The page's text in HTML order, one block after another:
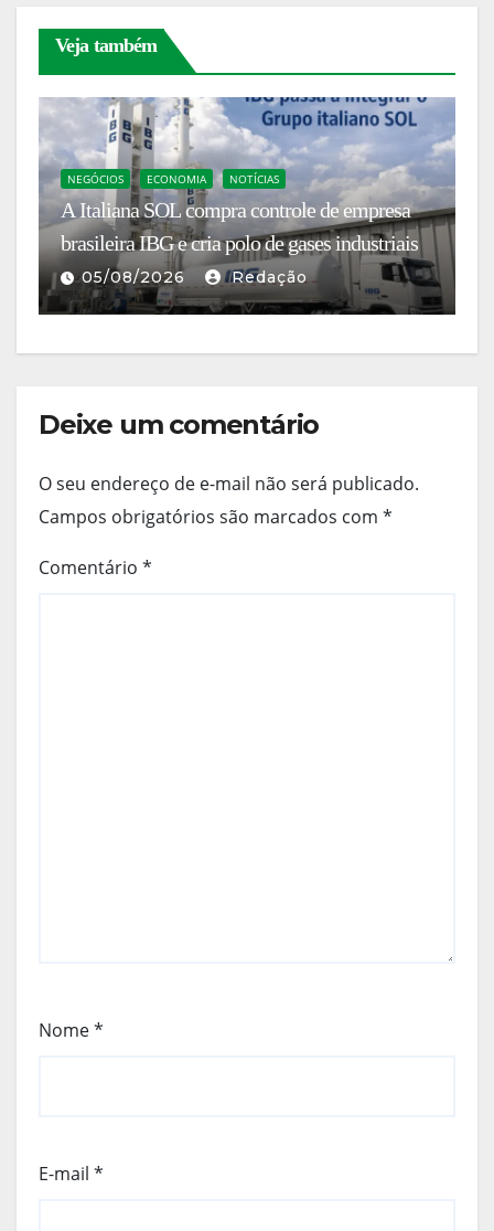
Veja também
NEGÓCIOS ECONOMIA NOTÍCIAS
A Italiana SOL compra controle de empresa
brasileira IBG e cria polo de gases industriais
05/08/2026 Redação
Deixe um comentário
O seu endereço de e-mail não será publicado.
Campos obrigatórios são marcados com *
Comentário *
Nome*
E-mail *